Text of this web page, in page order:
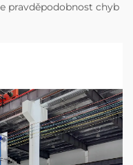
pravděpodobnost chyb